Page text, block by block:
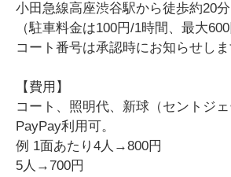
小田急線高座渋谷駅から徒歩約20分
（駐車料金は100円/1時間、最大600
コート番号は承認時にお知らせし
【費用】
コート、照明代、新球（セントジ
PayPay利用可。
例 1面あたり4人→800円
5人→700円